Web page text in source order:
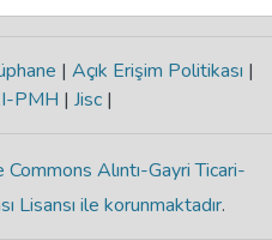
| Açık Erişim Politikası |
PMH | Jisc |
Alıntı-Gayri Ticari-
Lisansı ile korunmaktadır.